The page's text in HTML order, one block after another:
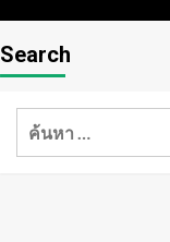
Search
ค้นหา